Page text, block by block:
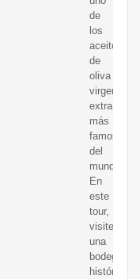
de
los
aceites
de
oliva
virgen
extra
más
famosos
del
mundo.
En
este
tour,
visite
una
bodega
histórica